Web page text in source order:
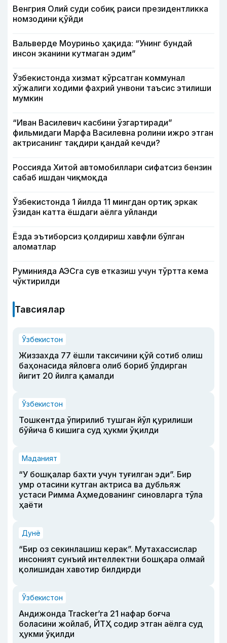
Венгрия Олий суди собиқ раиси президентликка
номзодини қўйди
Вальверде Моуриньо ҳақида: “Унинг бундай
инсон эканини кутмаган эдим”
Ўзбекистонда хизмат кўрсатган коммунал
хўжалиги ходими фахрий унвони таъсис этилиши
мумкин
“Иван Василевич касбини ўзгартиради”
фильмидаги Марфа Василевна ролини ижро этган
актрисанинг тақдири қандай кечди?
Россияда Хитой автомобиллари сифатсиз бензин
сабаб ишдан чиқмоқда
Ўзбекистонда 1 йилда 11 мингдан ортиқ эркак
ўзидан катта ёшдаги аёлга уйланди
Ёзда эътиборсиз қолдириш хавфли бўлган
аломатлар
Руминияда АЭСга сув етказиш учун тўртта кема
чўктирилди
Тавсиялар
Ўзбекистон
Жиззахда 77 ёшли таксичини қўй сотиб олиш
баҳонасида яйловга олиб бориб ўлдирган
йигит 20 йилга қамалди
Ўзбекистон
Тошкентда ўпирилиб тушган йўл қурилиши
бўйича 6 кишига суд ҳукми ўқилди
Маданият
“У бошқалар бахти учун туғилган эди”. Бир
умр отасини кутган актриса ва дубльяж
устаси Римма Аҳмедованинг синовларга тўла
ҳаёти
Дунё
“Бир оз секинлашиш керак”. Мутахассислар
инсоният сунъий интеллектни бошқара олмай
қолишидан хавотир билдирди
Ўзбекистон
Андижонда Tracker’га 21 нафар боғча
боласини жойлаб, ЙТҲ содир этган аёлга суд
ҳукми ўқилди